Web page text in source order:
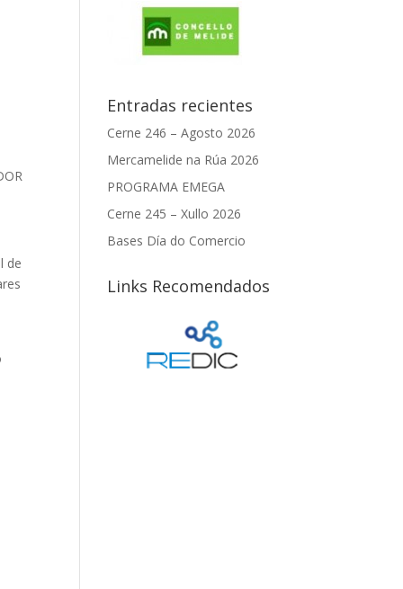
de
Entradas recientes
Cerne 246 – Agosto 2026
Mercamelide na Rúa 2026
PROGRAMA EMEGA
Cerne 245 – Xullo 2026
Bases Día do Comercio
Links Recomendados